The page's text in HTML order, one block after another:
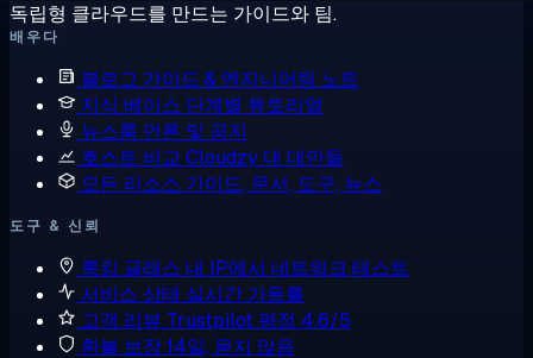
독립형 클라우드를 만드는 가이드와 팀.
배우다
블로그 가이드 & 엔지니어링 노트
지식 베이스 단계별 튜토리얼
뉴스룸 언론 및 공지
호스트 비교 Cloudzy 대 대안들
모든 리소스 가이드, 문서, 도구, 뉴스
도구 & 신뢰
룩킹 글래스 내 IP에서 네트워크 테스트
서비스 상태 실시간 가동률
고객 리뷰 Trustpilot 평점 4.6/5
환불 보장14일, 묻지 않음